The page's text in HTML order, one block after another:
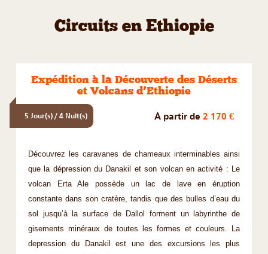
Circuits en Ethiopie
Expédition à la Découverte des Déserts
et Volcans d’Ethiopie
5 Jour(s) / 4 Nuit(s) À partir de 2 170 €
Découvrez les caravanes de chameaux interminables ainsi
que la dépression du Danakil et son volcan en activité : Le
volcan Erta Ale possède un lac de lave en éruption
constante dans son cratère, tandis que des bulles d’eau du
sol jusqu’à la surface de Dallol forment un labyrinthe de
gisements minéraux de toutes les formes et couleurs. La
depression du Danakil est une des excursions les plus